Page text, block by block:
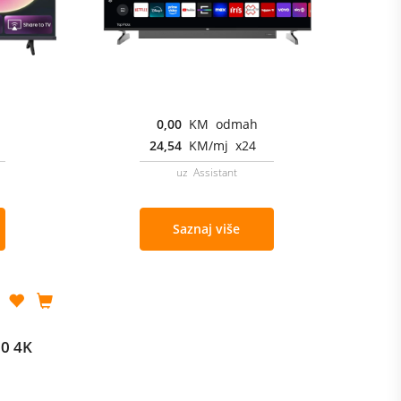
0,00 KM odmah
24,54 KM/mj x24
uz Assistant
Saznaj više
4K